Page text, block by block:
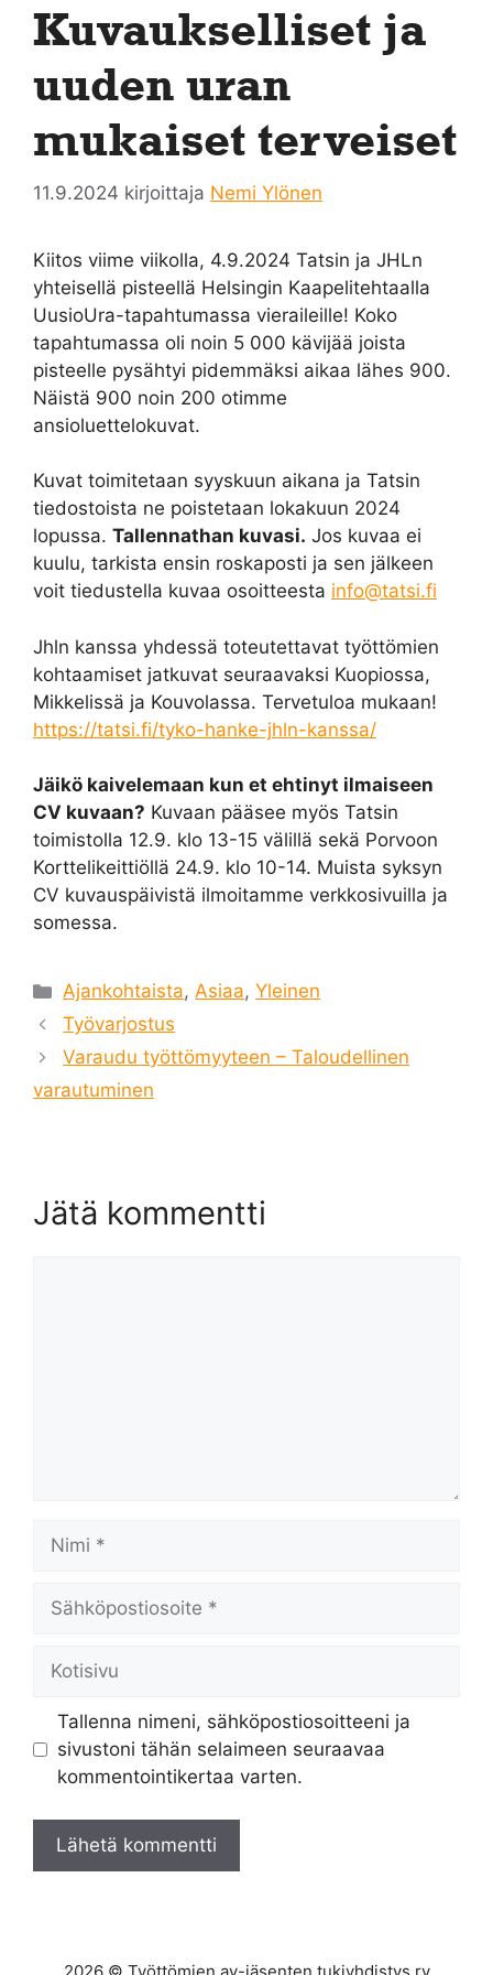
Kuvaukselliset ja
uuden uran
mukaiset terveiset
11.9.2024 kirjoittaja Nemi Ylönen
Kiitos viime viikolla, 4.9.2024 Tatsin ja JHLn
yhteisellä pisteellä Helsingin Kaapelitehtaalla
UusioUra-tapahtumassa vieraileille! Koko
tapahtumassa oli noin 5 000 kävijää joista
pisteelle pysähtyi pidemmäksi aikaa lähes 900.
Näistä 900 noin 200 otimme
ansioluettelokuvat.
Kuvat toimitetaan syyskuun aikana ja Tatsin
tiedostoista ne poistetaan lokakuun 2024
lopussa. Tallennathan kuvasi. Jos kuvaa ei
kuulu, tarkista ensin roskaposti ja sen jälkeen
voit tiedustella kuvaa osoitteesta info@tatsi.fi
Jhln kanssa yhdessä toteutettavat työttömien
kohtaamiset jatkuvat seuraavaksi Kuopiossa,
Mikkelissä ja Kouvolassa. Tervetuloa mukaan!
https://tatsi.fi/tyko-hanke-jhln-kanssa/
Jäikö kaivelemaan kun et ehtinyt ilmaiseen
CV kuvaan? Kuvaan pääsee myös Tatsin
toimistolla 12.9. klo 13-15 välillä sekä Porvoon
Korttelikeittiöllä 24.9. klo 10-14. Muista syksyn
CV kuvauspäivistä ilmoitamme verkkosivuilla ja
somessa.
Kategoriat
Ajankohtaista,Asiaa,Yleinen
Työvarjostus
Varaudu työttömyyteen – Taloudellinen
varautuminen
Jätä kommentti
Nimi
Sähköpostiosoite
Kotisivu
Tallenna nimeni, sähköpostiosoitteeni ja
sivustoni tähän selaimeen seuraavaa
kommentointikertaa varten.